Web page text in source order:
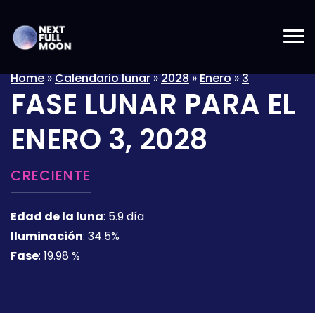
Home»Calendario lunar»2028»Enero»3
FASE LUNAR PARA EL
ENERO 3, 2028
CRECIENTE
Edad de la luna: 5.9 día
Iluminación: 34.5%
Fase: 19.98 %